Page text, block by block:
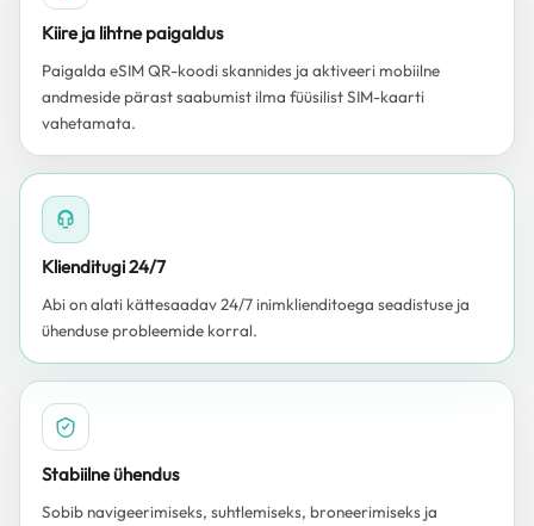
Kiire ja lihtne paigaldus
Paigalda eSIM QR-koodi skannides ja aktiveeri mobiilne
andmeside pärast saabumist ilma füüsilist SIM-kaarti
vahetamata.
Klienditugi 24/7
Abi on alati kättesaadav 24/7 inimklienditoega seadistuse ja
ühenduse probleemide korral.
Stabiilne ühendus
Sobib navigeerimiseks, suhtlemiseks, broneerimiseks ja